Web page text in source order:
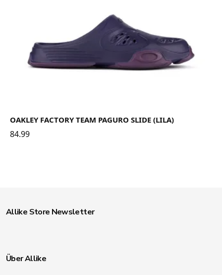
OAKLEY FACTORY TEAM PAGURO SLIDE (LILA)
84.99
Allike Store Newsletter
Über Allike